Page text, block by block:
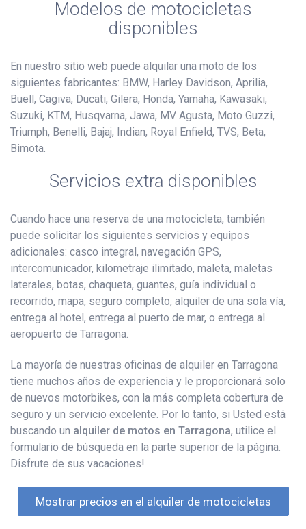
Modelos de motocicletas
disponibles
En nuestro sitio web puede alquilar una moto de los
siguientes fabricantes: BMW, Harley Davidson, Aprilia,
Buell, Cagiva, Ducati, Gilera, Honda, Yamaha, Kawasaki,
Suzuki, KTM, Husqvarna, Jawa, MV Agusta, Moto Guzzi,
Triumph, Benelli, Bajaj, Indian, Royal Enfield, TVS, Beta,
Bimota.
Servicios extra disponibles
Cuando hace una reserva de una motocicleta, también
puede solicitar los siguientes servicios y equipos
adicionales: casco integral, navegación GPS,
intercomunicador, kilometraje ilimitado, maleta, maletas
laterales, botas, chaqueta, guantes, guía individual o
recorrido, mapa, seguro completo, alquiler de una sola vía,
entrega al hotel, entrega al puerto de mar, o entrega al
aeropuerto de Tarragona.
La mayoría de nuestras oficinas de alquiler en Tarragona
tiene muchos años de experiencia y le proporcionará solo
de nuevos motorbikes, con la más completa cobertura de
seguro y un servicio excelente. Por lo tanto, si Usted está
buscando un alquiler de motos en Tarragona, utilice el
formulario de búsqueda en la parte superior de la página.
Disfrute de sus vacaciones!
Mostrar precios en el alquiler de motocicletas